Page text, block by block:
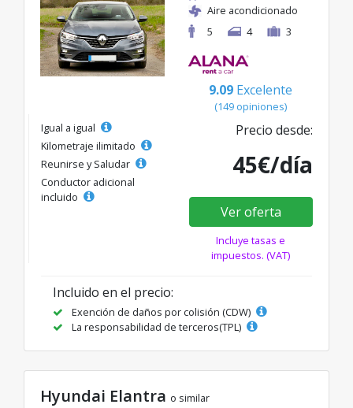
Aire acondicionado
5
4 3
9.09 Excelente
(149 opiniones)
Igual a igual
Kilometraje ilimitado
Reunirse y Saludar
Conductor adicional
incluido
Precio desde:
45€/día
Ver oferta
Incluye tasas e
impuestos. (VAT)
Incluido en el precio:
Exención de daños por colisión (CDW)
La responsabilidad de terceros(TPL)
Hyundai Elantra o similar